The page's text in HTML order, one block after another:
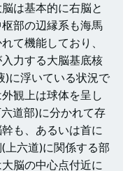
は基本的に右脳と
部の辺縁系も海馬
て機能しており、
力する大脳基底核
)に浮いている状況で
観上は球体を呈し
道部)に分かれて存
も、あるいは首に
上六道)に関係する部
脳の中心点付近に